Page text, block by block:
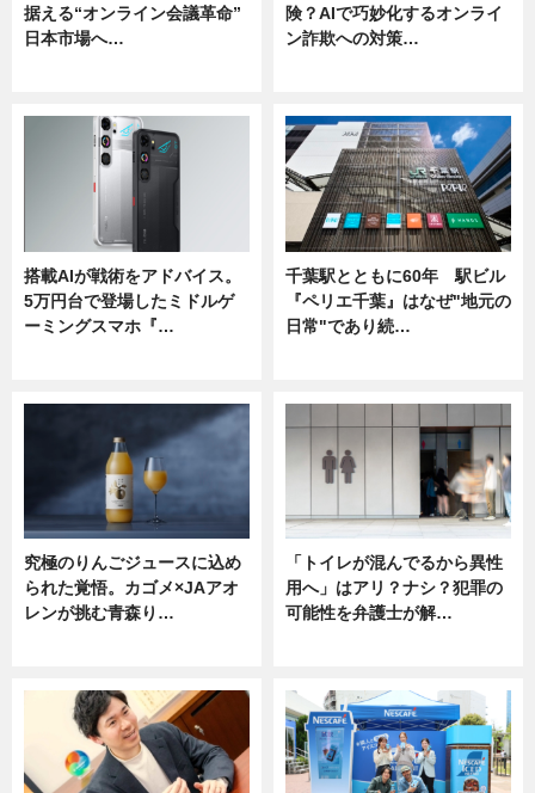
据える“オンライン会議革命”
日本市場へ…
険？AIで巧妙化するオンライ
ン詐欺への対策…
搭載AIが戦術をアドバイス。
5万円台で登場したミドルゲ
ーミングスマホ『…
千葉駅とともに60年 駅ビル
『ペリエ千葉』はなぜ"地元の
日常"であり続…
究極のりんごジュースに込め
られた覚悟。カゴメ×JAアオ
レンが挑む青森り…
「トイレが混んでるから異性
用へ」はアリ？ナシ？犯罪の
可能性を弁護士が解…